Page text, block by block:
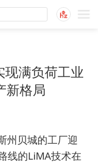
满负荷工业
新格局
州贝城的工厂迎
线的LiMA技术在